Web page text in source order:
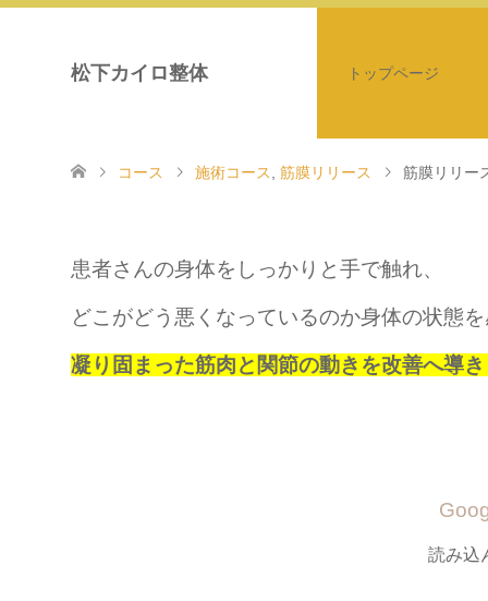
松下カイロ整体 トップページ
コース 施術コース 筋膜リリース 筋膜リリー
患者さんの身体をしっかりと手で触れ、
どこがどう悪くなっているのか身体の状態
凝り固まった筋肉と関節の動きを改善へ導
読み込